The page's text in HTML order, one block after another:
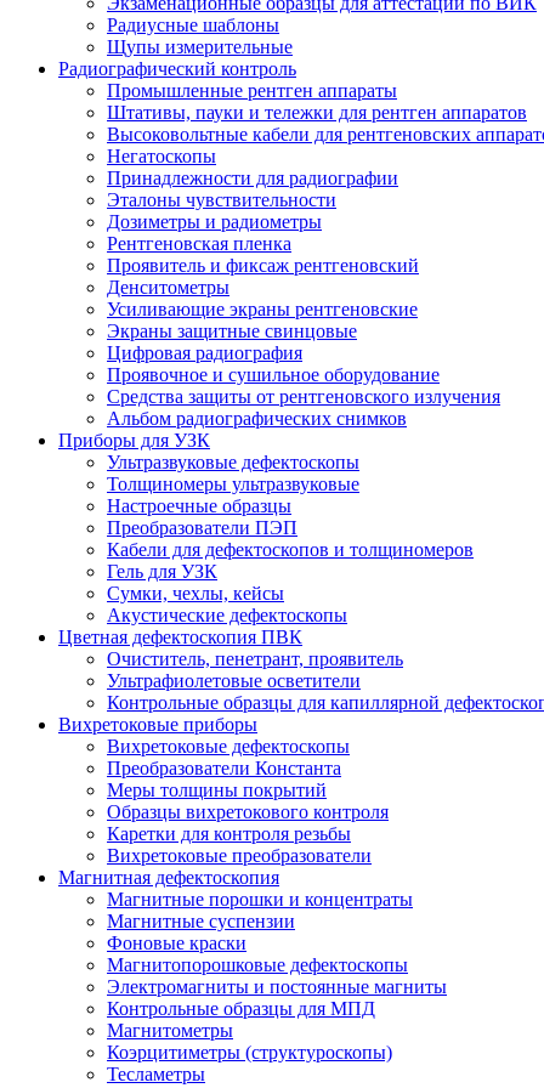
Радиусные шаблоны
Щупы измерительные
Радиографический контроль
Промышленные рентген аппараты
Штативы, пауки и тележки для рентген аппаратов
Высоковольтные кабели для рентгеновских
Негатоскопы
Принадлежности для радиографии
Эталоны чувствительности
Дозиметры и радиометры
Рентгеновская пленка
Проявитель и фиксаж рентгеновский
Денситометры
Усиливающие экраны рентгеновские
Экраны защитные свинцовые
Цифровая радиография
Проявочное и сушильное оборудование
Средства защиты от рентгеновского излучения
Альбом радиографических снимков
Приборы для УЗК
Ультразвуковые дефектоскопы
Толщиномеры ультразвуковые
Настроечные образцы
Преобразователи ПЭП
Кабели для дефектоскопов и толщиномеров
Гель для УЗК
Сумки, чехлы, кейсы
Акустические дефектоскопы
Цветная дефектоскопия ПВК
Очиститель, пенетрант, проявитель
Ультрафиолетовые осветители
Контрольные образцы для капиллярной
Вихретоковые приборы
Вихретоковые дефектоскопы
Преобразователи Константа
Меры толщины покрытий
Образцы вихретокового контроля
Каретки для контроля резьбы
Вихретоковые преобразователи
Магнитная дефектоскопия
Магнитные порошки и концентраты
Магнитные суспензии
Фоновые краски
Магнитопорошковые дефектоскопы
Электромагниты и постоянные магниты
Контрольные образцы для МПД
Магнитометры
Коэрцитиметры (структуроскопы)
Тесламетры